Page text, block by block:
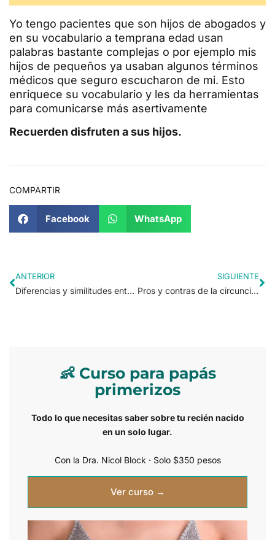
Yo tengo pacientes que son hijos de abogados y
en su vocabulario a temprana edad usan
palabras bastante complejas o por ejemplo mis
hijos de pequeños ya usaban algunos términos
médicos que seguro escucharon de mi. Esto
enriquece su vocabulario y les da herramientas
para comunicarse más asertivamente
Recuerden disfruten a sus hijos.
COMPARTIR
Facebook WhatsApp
ANTERIOR
Diferencias y similitudes entre influenza y covid-19
SIGUIENTE
Pros y contras de la circuncisión
👶 Curso para papás
primerizos
Todo lo que necesitas saber sobre tu recién nacido
en un solo lugar.
Con la Dra. Nicol Block · Solo $350 pesos
Ver curso →